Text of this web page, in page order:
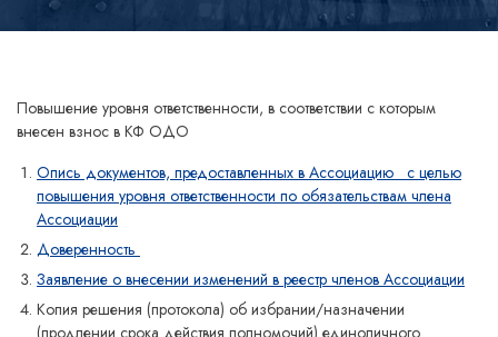
Повышение уровня ответственности, в соответствии с которым
внесен взнос в КФ ОДО
Опись документов, предоставленных в Ассоциацию с целью
повышения уровня ответственности по обязательствам члена
Ассоциации
Доверенность
Заявление о внесении изменений в реестр членов Ассоциации
Копия решения (протокола) об избрании/назначении
(продлении срока действия полномочий) единоличного